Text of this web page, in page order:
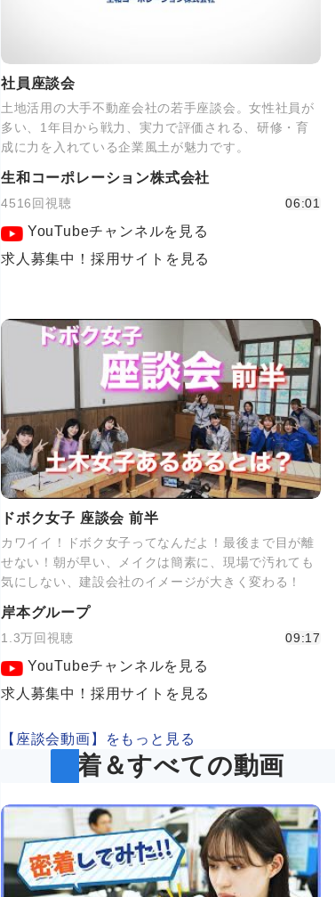
社員座談会
土地活用の大手不動産会社の若手座談会。女性社員が
多い、1年目から戦力、実力で評価される、研修・育
成に力を入れている企業風土が魅力です。
生和コーポレーション株式会社
4516回視聴 06:01
YouTubeチャンネルを見る
求人募集中！採用サイトを見る
ドボク女子 座談会 前半
カワイイ！ドボク女子ってなんだよ！最後まで目が離
せない！朝が早い、メイクは簡素に、現場で汚れても
気にしない、建設会社のイメージが大きく変わる！
岸本グループ
1.3万回視聴 09:17
YouTubeチャンネルを見る
求人募集中！採用サイトを見る
【座談会動画】をもっと見る
新着＆すべての動画